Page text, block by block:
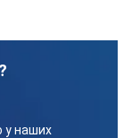
у наших